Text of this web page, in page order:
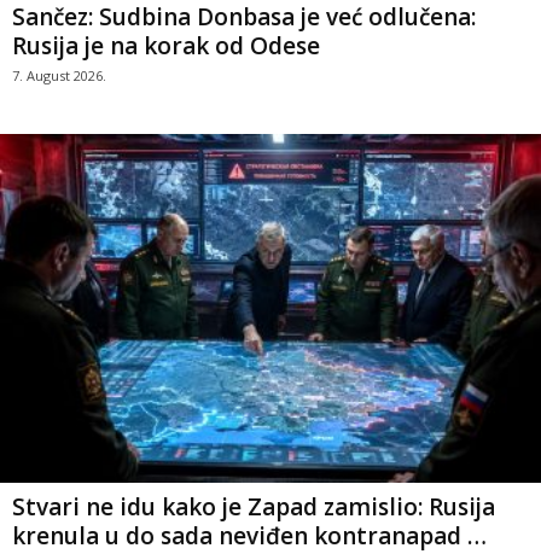
Sančez: Sudbina Donbasa je već odlučena:
Rusija je na korak od Odese
7. August 2026.
Stvari ne idu kako je Zapad zamislio: Rusija
krenula u do sada neviđen kontranapad …